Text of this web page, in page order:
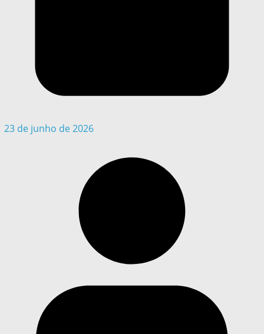
23 de junho de 2026